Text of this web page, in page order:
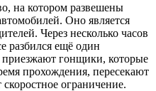
на котором развешены
Оно является
Через несколько часов
разбился ещё один
приезжают гонщики, которые
прохождения, пересекают
ограничение.